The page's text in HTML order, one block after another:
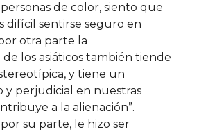
de color, siento que
difícil sentirse seguro en
otra parte la
los asiáticos también tiende
y tiene un
y perjudicial en nuestras
a la alienación”.
por su parte, le hizo ser